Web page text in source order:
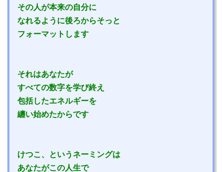
その人が本来の自分に
なれるように後ろからそっと
フォーマットします
それはあなたが
すべての数字を学び終え
包括したエネルギーを
纏い始めたからです
けつこ、というネーミングは
あなたがこの人生で